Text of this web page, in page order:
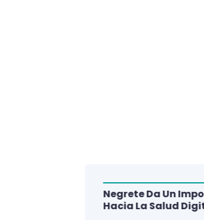
Negrete Da Un
Hacia La Salud